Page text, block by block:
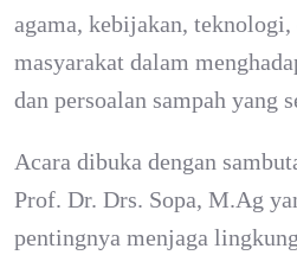
agama, kebijakan,
masyarakat dalam
dan persoalan sampah yang
Acara dibuka dengan
Prof. Dr. Drs. Sopa, M.Ag
pentingnya menjaga